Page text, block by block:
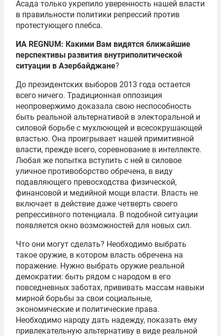
Асада только укрепило уверенность нашей власти
в правильности политики репрессий против
протестующего плебса.
ИА REGNUM: Какими Вам видятся ближайшие
перспективы развития внутриполитической
ситуации в Азербайджане?
До президентских выборов 2013 года остается
всего ничего. Традиционная оппозиция
неопровержимо доказала свою неспособность
быть реальной альтернативой в электоральной и
силовой борьбе с мухлюющей и всесокрушающей
властью. Она проигрывает нашей примитивной
власти, прежде всего, соревнование в интеллекте.
Любая же попытка вступить с ней в силовое
уличное противоборство обречена, в виду
подавляющего превосходства физической,
финансовой и медийной мощи власти. Власть не
включает в действие даже четверть своего
репрессивного потенциала. В подобной ситуации
появляется окно возможностей для новых сил.
Что они могут сделать? Необходимо выбрать
такое оружие, в котором власть обречена на
поражение. Нужно выбрать оружие реальной
демократии: быть рядом с народом в его
повседневных заботах, прививать массам навыки
мирной борьбы за свои социальные,
экономические и политические права.
Необходимо народу дать надежду, показать ему
привлекательную альтернативу в виде реальной